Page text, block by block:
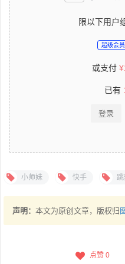
限以下用户
超级会员
或支付 ¥
已有
登录
小师妹 快手 跳
声明： 本文为原创文章，版权归
点赞 0